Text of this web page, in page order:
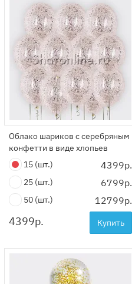
Облако шариков с серебряным
конфетти в виде хлопьев
15 (шт.) 4399р.
25 (шт.) 6799р.
50 (шт.) 12799р.
4399р. Купить